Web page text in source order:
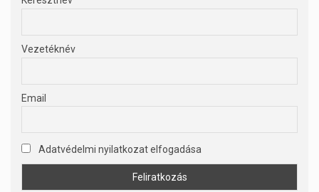
Vezetéknév
Email
Adatvédelmi nyilatkozat elfogadása